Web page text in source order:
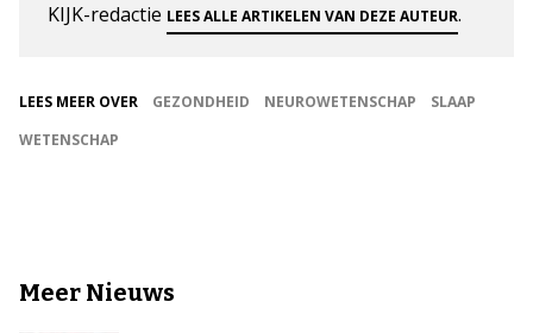
KIJK-redactie LEES ALLE ARTIKELEN VAN DEZE AUTEUR.
LEES MEER OVER GEZONDHEID NEUROWETENSCHAP
SLAAP
WETENSCHAP
Meer Nieuws